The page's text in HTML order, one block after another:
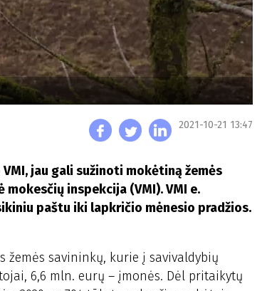
2021-10-21 13:47
jau gali sužinoti mokėtiną žemės
inspekcija (VMI). VMI e.
paštu iki lapkričio mėnesio pradžios.
žemės savininkų, kurie į savivaldybių
6,6 mln. eurų – įmonės. Dėl pritaikytų